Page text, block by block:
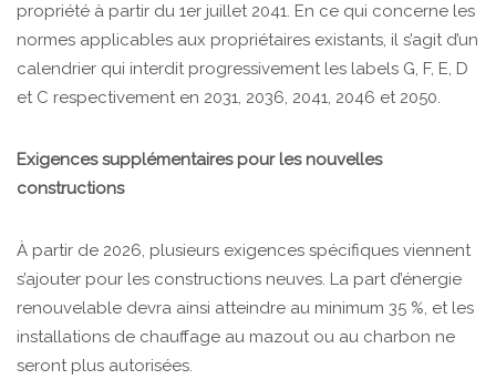
propriété à partir du 1er juillet 2041. En ce qui concerne les
normes applicables aux propriétaires existants, il s’agit d’un
calendrier qui interdit progressivement les labels G, F, E, D
et C respectivement en 2031, 2036, 2041, 2046 et 2050.
Exigences supplémentaires pour les nouvelles
constructions
À partir de 2026, plusieurs exigences spécifiques viennent
s’ajouter pour les constructions neuves. La part d’énergie
renouvelable devra ainsi atteindre au minimum 35 %, et les
installations de chauffage au mazout ou au charbon ne
seront plus autorisées.